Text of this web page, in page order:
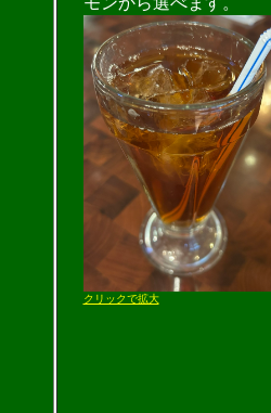
クリックで拡大